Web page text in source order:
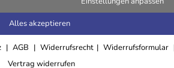
Alles akzeptieren
AGB Widerrufsrecht
Widerrufsformular
Vertrag widerrufen